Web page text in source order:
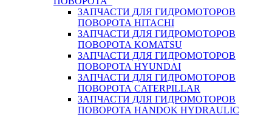
ЗАПЧАСТИ ДЛЯ ГИДРОМОТОРОВ
ПОВОРОТА HITACHI
ЗАПЧАСТИ ДЛЯ ГИДРОМОТОРОВ
ПОВОРОТА KOMATSU
ЗАПЧАСТИ ДЛЯ ГИДРОМОТОРОВ
ПОВОРОТА HYUNDAI
ЗАПЧАСТИ ДЛЯ ГИДРОМОТОРОВ
ПОВОРОТА CATERPILLAR
ЗАПЧАСТИ ДЛЯ ГИДРОМОТОРОВ
ПОВОРОТА HANDOK HYDRAULIC